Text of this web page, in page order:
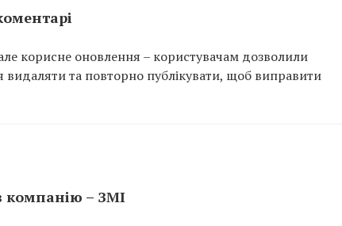
корисне оновлення – користувачам дозволили
видаляти та повторно публікувати, щоб виправити
компанію – ЗМІ